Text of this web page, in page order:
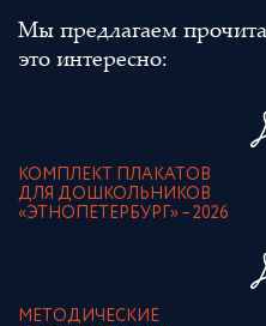
Мы предлагаем
это интересно:
КОМПЛЕКТ ПЛАКАТОВ
ДЛЯ ДОШКОЛЬНИКОВ
«ЭТНОПЕТЕРБУРГ» – 2026
МЕТОДИЧЕСКИЕ